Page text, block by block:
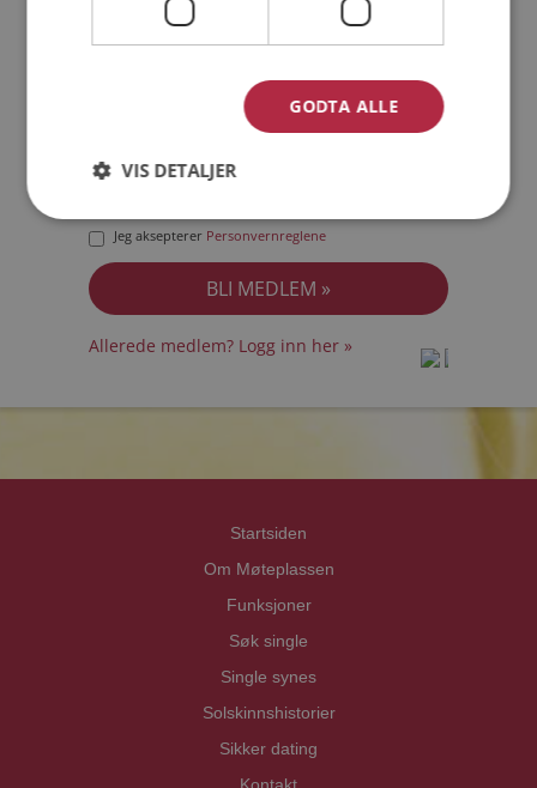
Jeg aksepterer Personvernreglene
Allerede medlem? Logg inn her »
Startsiden
Om Møteplassen
Funksjoner
Søk single
Single synes
Solskinnshistorier
Sikker dating
GODTA ALLE
VIS DETALJER